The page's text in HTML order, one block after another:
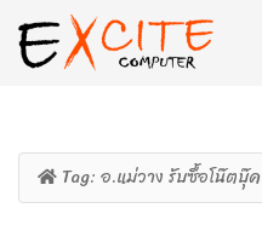
Tag: อ.แม่วาง รับซื้อโน๊ตบุ๊ค